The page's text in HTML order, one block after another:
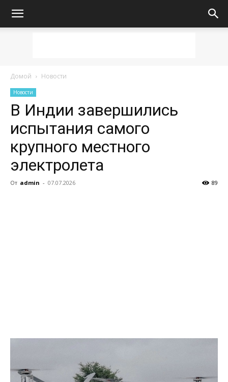
Домой Новости
Новости
В Индии завершились
испытания самого
крупного местного
электролета
От admin - 07.07.2026 89